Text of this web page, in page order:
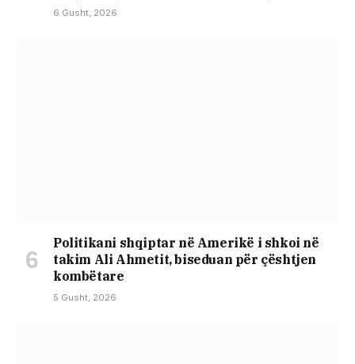
6 Gusht, 2026
Politikani shqiptar në Amerikë i shkoi në
takim Ali Ahmetit, biseduan për çështjen
kombëtare
5 Gusht, 2026